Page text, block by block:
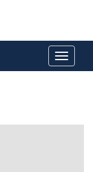
Toggle
navigation